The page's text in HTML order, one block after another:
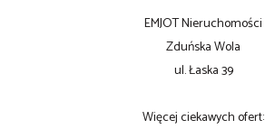
EMJOT Nieruchomości
Zduńska Wola
ul. Łaska 39
Więcej ciekawych ofert: